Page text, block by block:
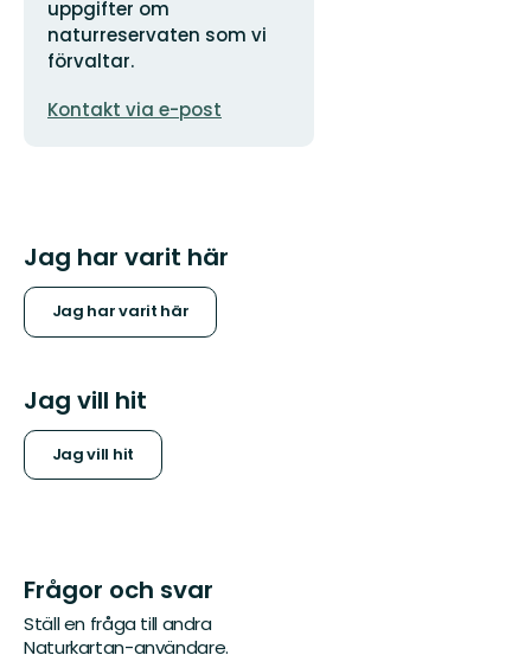
uppgifter om
naturreservaten som vi
förvaltar.
postadress
Kontakt via e-post
Jag har varit här
Jag har varit här
Jag vill hit
Jag vill hit
Frågor och svar
Ställ en fråga till andra
Naturkartan-användare.